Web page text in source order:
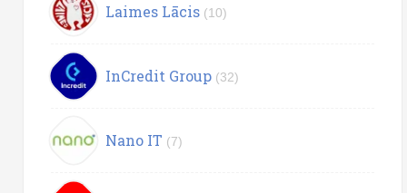
Laimes Lācis (10)
InCredit Group (32)
Nano IT (7)